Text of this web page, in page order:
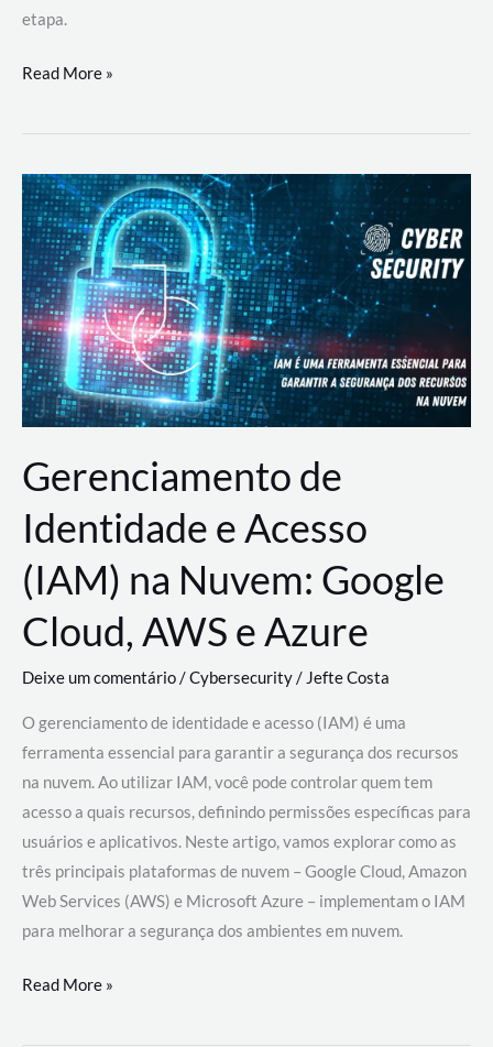
etapa.
DevSecOps
Prática:
Desenvolvimento,
Segurança
e
Operações
Read More »
Gerenciamento de
Identidade e Acesso
(IAM) na Nuvem: Google
Cloud, AWS e Azure
Deixe um comentário/Cybersecurity/ Jefte Costa
O gerenciamento de identidade e acesso (IAM) é uma
ferramenta essencial para garantir a segurança dos recursos
na nuvem. Ao utilizar IAM, você pode controlar quem tem
acesso a quais recursos, definindo permissões específicas para
usuários e aplicativos. Neste artigo, vamos explorar como as
três principais plataformas de nuvem – Google Cloud, Amazon
Web Services (AWS) e Microsoft Azure – implementam o IAM
para melhorar a segurança dos ambientes em nuvem.
Gerenciamento
Read More »